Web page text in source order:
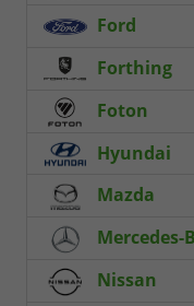
Ford
Forthing
Foton
Hyundai
Mazda
Mercedes-
Nissan